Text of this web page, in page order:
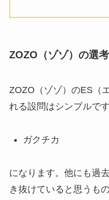
ZOZO（ゾゾ）の選
ZOZO（ゾゾ）のES（
れる設問はシンプルです
ガクチカ
になります。他にも過
き抜けていると思うも